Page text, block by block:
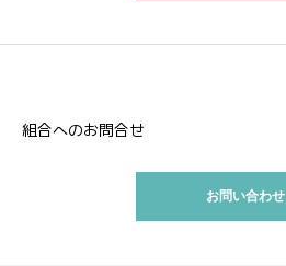
組合へのお問合せ
お問い合わせ